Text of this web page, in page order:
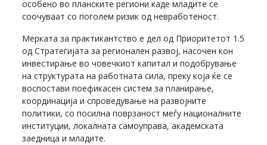
особено во планските региони каде младите се
соочуваат со поголем ризик од невработеност.
Мерката за практикантство е дел од Приоритетот 1.5
од Стратегијата за регионален развој, насочен кон
инвестирање во човечкиот капитал и подобрување
на структурата на работната сила, преку која ќе се
воспостави поефикасен систем за планирање,
координација и спроведување на развојните
политики, со посилна поврзаност меѓу националните
институции, локалната самоуправа, академската
заедница и младите.